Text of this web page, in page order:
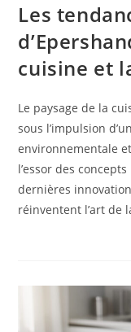
Les
cuisine et
Le paysage de la
sous l’impulsion
environnementale
l’essor des
dernières
réinventent l’art de